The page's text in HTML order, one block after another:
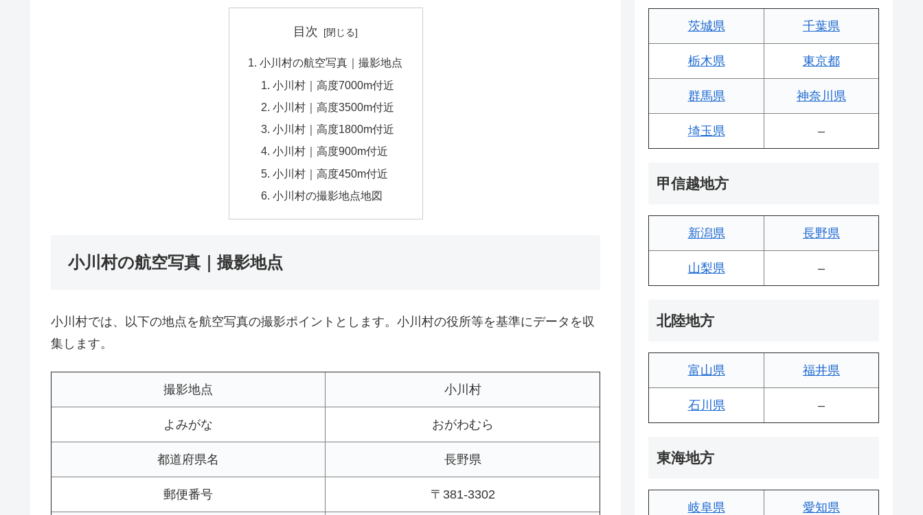
目次
小川村の航空写真｜撮影地点
小川村｜高度7000m付近
小川村｜高度3500m付近
小川村｜高度1800m付近
小川村｜高度900m付近
小川村｜高度450m付近
小川村の撮影地点地図
小川村の航空写真｜撮影地点
小川村では、以下の地点を航空写真の撮影ポイントとします。小川村の役所等を基準にデータを収
集します。
撮影地点 小川村
よみがな おがわむら
都道府県名 長野県
郵便番号 〒381-3302
茨城県 千葉県
栃木県 東京都
群馬県 神奈川県
埼玉県 –
甲信越地方
新潟県 長野県
山梨県 –
北陸地方
富山県 福井県
石川県 –
東海地方
岐阜県 愛知県